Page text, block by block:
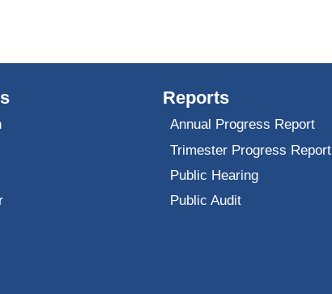
Reports
Annual Progress Report
Trimester Progress Report
Public Hearing
Public Audit